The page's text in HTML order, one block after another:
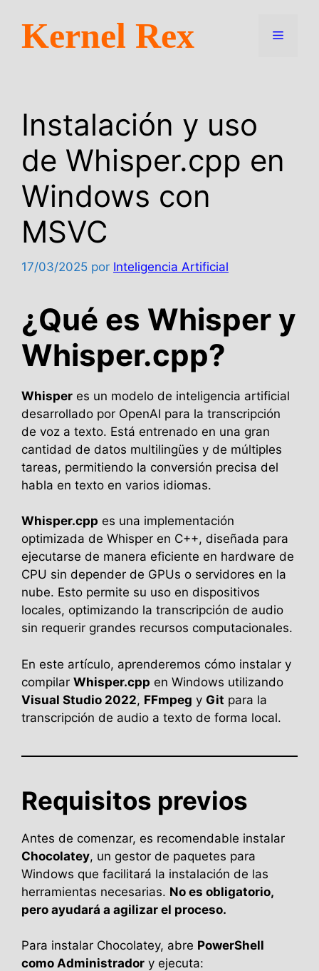
contenido
Kernel Rex Menú
Instalación y uso
de Whisper.cpp en
Windows con
MSVC
17/03/2025 por Inteligencia Artificial
¿Qué es Whisper y
Whisper.cpp?
Whisper es un modelo de inteligencia artificial
desarrollado por OpenAI para la transcripción
de voz a texto. Está entrenado en una gran
cantidad de datos multilingües y de múltiples
tareas, permitiendo la conversión precisa del
habla en texto en varios idiomas.
Whisper.cpp es una implementación
optimizada de Whisper en C++, diseñada para
ejecutarse de manera eficiente en hardware de
CPU sin depender de GPUs o servidores en la
nube. Esto permite su uso en dispositivos
locales, optimizando la transcripción de audio
sin requerir grandes recursos computacionales.
En este artículo, aprenderemos cómo instalar y
compilar Whisper.cpp en Windows utilizando
Visual Studio 2022, FFmpeg y Git para la
transcripción de audio a texto de forma local.
Requisitos previos
Antes de comenzar, es recomendable instalar
Chocolatey, un gestor de paquetes para
Windows que facilitará la instalación de las
herramientas necesarias. No es obligatorio,
pero ayudará a agilizar el proceso.
Para instalar Chocolatey, abre PowerShell
como Administrador y ejecuta: